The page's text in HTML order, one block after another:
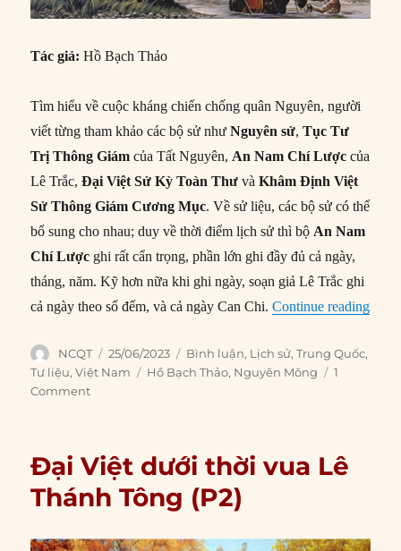
Tác giả: Hồ Bạch Thảo
Tìm hiểu về cuộc kháng chiến chống quân Nguyên, người
viết từng tham khảo các bộ sử nhưNguyên sử,Tục Tư
Trị Thông Giám của Tất Nguyên, An Nam Chí Lược của
Lê Trắc,Đại Việt Sử Kỳ Toàn Thư vàKhâm Định Việt
Sử Thông Giám Cương Mục. Về sử liệu, các bộ sử có thể
bổ sung cho nhau; duy về thời điểm lịch sử thì bộ An Nam
Chí Lược ghi rất cẩn trọng, phần lớn ghi đầy đủ cả ngày,
tháng, năm. Kỹ hơn nữa khi ghi ngày, soạn giả Lê Trắc ghi
cả ngày theo số đếm, và cả ngày Can Chi.Continue reading
Author
NCQT
Posted
on
25/06/2023 Categories
Bình luận, Lịch sử,Trung Quốc,
Tư liệu,Việt Nam Tags
Hồ Bạch Thảo, Nguyên Mông
1
Comment
Đại Việt dưới thời vua Lê
Thánh Tông (P2)